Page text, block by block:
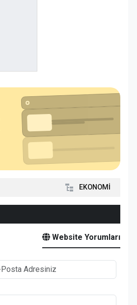
EKONOMİ
Website Yorumları